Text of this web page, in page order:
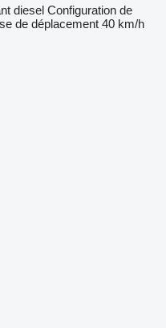
diesel Configuration de
de déplacement 40 km/h